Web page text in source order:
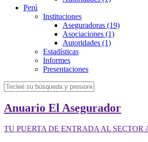
Perú
Instituciones
Aseguradoras (19)
Asociaciones (1)
Autoridades (1)
Estadísticas
Informes
Presentaciones
Anuario El Asegurador
TU PUERTA DE ENTRADA AL SECTOR